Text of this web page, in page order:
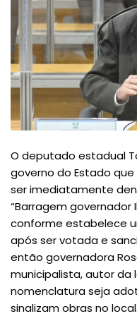
O deputado estadual
governo do Estado
ser imediatamente
“Barragem governador
conforme estabelece
após ser votada e
então governadora
municipalista, autor da
nomenclatura seja
sinalizam obras no local.